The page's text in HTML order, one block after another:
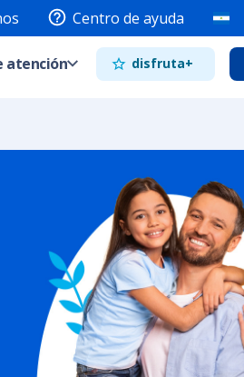
Centro de ayuda
atención disfruta+